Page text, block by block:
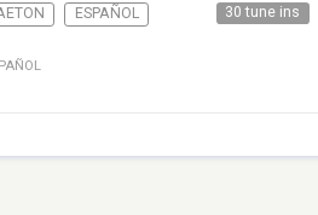
ESPAÑOL 30 tune ins